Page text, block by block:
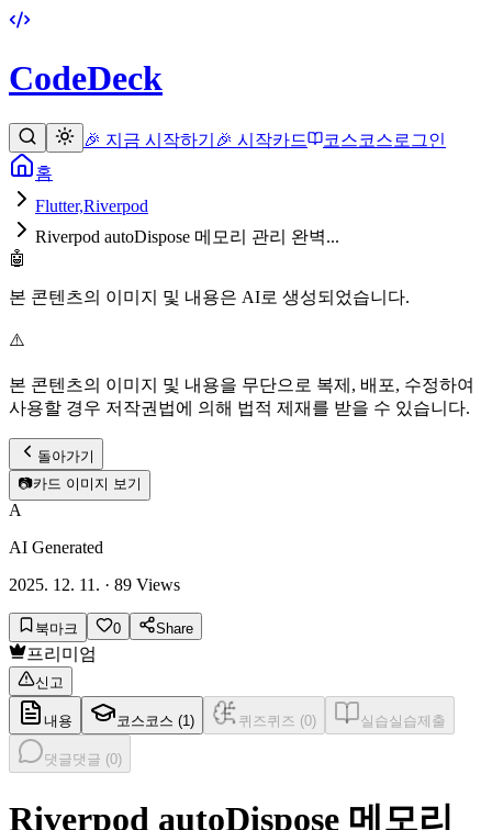
CodeDeck
🎉 지금 시작하기 🎉 시작카드 코스코스로그인
홈
Flutter,Riverpod
Riverpod autoDispose 메모리 관리 완벽...
🤖
본 콘텐츠의 이미지 및 내용은 AI로 생성되었습니다.
⚠️
본 콘텐츠의 이미지 및 내용을 무단으로 복제, 배포, 수정하여
사용할 경우 저작권법에 의해 법적 제재를 받을 수 있습니다.
돌아가기
📷카드 이미지 보기
A
AI Generated
2025. 12. 11. · 89 Views
북마크 0 Share
프리미엄
신고
내용 코스 코스 (1 ) 퀴즈퀴즈 (0) 실습실습제출
댓글댓글 (0)
Riverpod autoDispose 메모리